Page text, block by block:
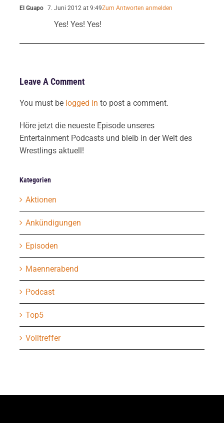
El Guapo 7. Juni 2012 at 9:49Zum Antworten anmelden
Yes! Yes! Yes!
Leave A Comment
You must be logged in to post a comment.
Höre jetzt die neueste Episode unseres
Entertainment Podcasts und bleib in der Welt des
Wrestlings aktuell!
Kategorien
Aktionen
Ankündigungen
Episoden
Maennerabend
Podcast
Top5
Volltreffer